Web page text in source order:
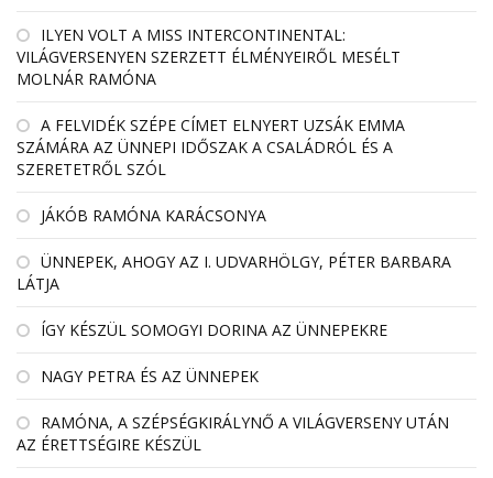
ILYEN VOLT A MISS INTERCONTINENTAL:
VILÁGVERSENYEN SZERZETT ÉLMÉNYEIRŐL MESÉLT
MOLNÁR RAMÓNA
A FELVIDÉK SZÉPE CÍMET ELNYERT UZSÁK EMMA
SZÁMÁRA AZ ÜNNEPI IDŐSZAK A CSALÁDRÓL ÉS A
SZERETETRŐL SZÓL
JÁKÓB RAMÓNA KARÁCSONYA
ÜNNEPEK, AHOGY AZ I. UDVARHÖLGY, PÉTER BARBARA
LÁTJA
ÍGY KÉSZÜL SOMOGYI DORINA AZ ÜNNEPEKRE
NAGY PETRA ÉS AZ ÜNNEPEK
RAMÓNA, A SZÉPSÉGKIRÁLYNŐ A VILÁGVERSENY UTÁN
AZ ÉRETTSÉGIRE KÉSZÜL